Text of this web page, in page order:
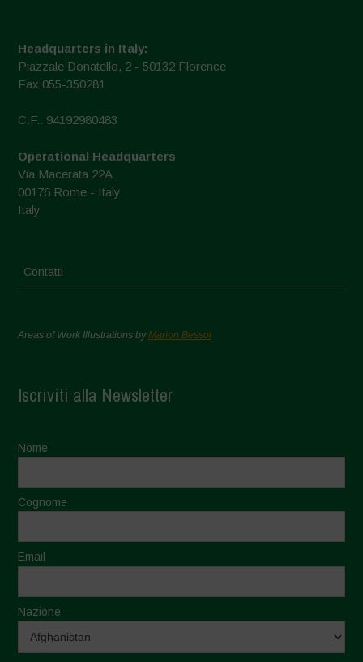
Headquarters in Italy:
Piazzale Donatello, 2 - 50132 Florence
Fax 055-350281
C.F.: 94192980483
Operational Headquarters
Via Macerata 22A
00176 Rome - Italy
Italy
Contatti
Areas of Work Illustrations byMarion Bessol
Iscriviti alla Newsletter
Nome
Cognome
Email
Nazione